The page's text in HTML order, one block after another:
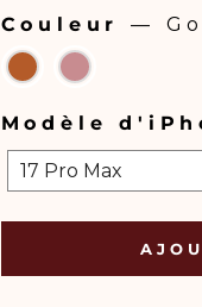
Couleur —
COULEUR
Modèle
MODÈLE
D'IPHONE
17 Pro Max